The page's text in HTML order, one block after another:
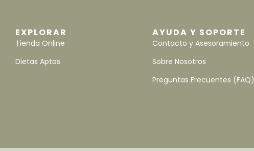
EXPLORAR
Tienda Online
Dietas Aptas
AYUDA Y SOPORTE
Contacto y Asesoramiento
Sobre Nosotros
Preguntas Frecuentes (FAQ)